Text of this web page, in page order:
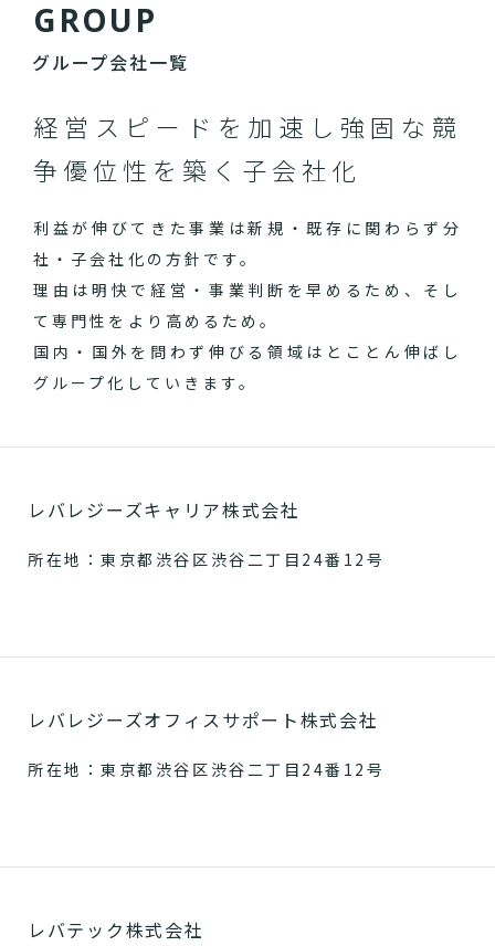
GROUP
グループ会社一覧
経営スピードを加速し 強固な競
争優位性を築く子会社化
利益が伸びてきた事業は新規・既存に関わらず分
社・子会社化の方針です。
理由は明快で経営・事業判断を早めるため、そし
て専門性をより高めるため。
国内・国外を問わず伸びる領域はとことん伸ばし
グループ化していきます。
レバレジーズキャリア株式会社
所在地：東京都渋谷区渋谷二丁目24番12号
レバレジーズオフィスサポート株式会社
所在地：東京都渋谷区渋谷二丁目24番12号
レバテック株式会社